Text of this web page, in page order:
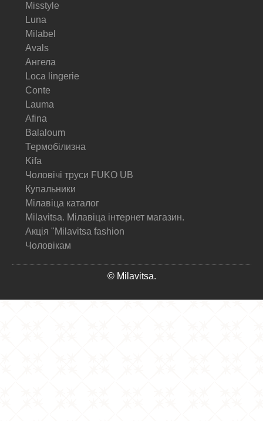
Misstyle
Luna
Milabel
Avals
Ангела
Loca lingerie
Conte
Lauma
Afina
Balaloum
Термобілизна
Kifa
Чоловічі труси FUKO UB
Купальники
Мілавіца каталог
Milavitsa. Мілавіца інтернет магазин.
Акція "Milavitsa fashion
Чоловікам
© Milavitsa.